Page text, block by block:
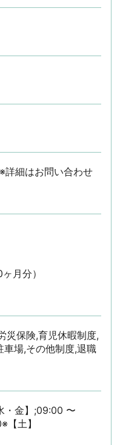
詳細はお問い合わせ
災保険,育児休暇制度,
場,その他制度,退職
・金】;09:00 〜
土】